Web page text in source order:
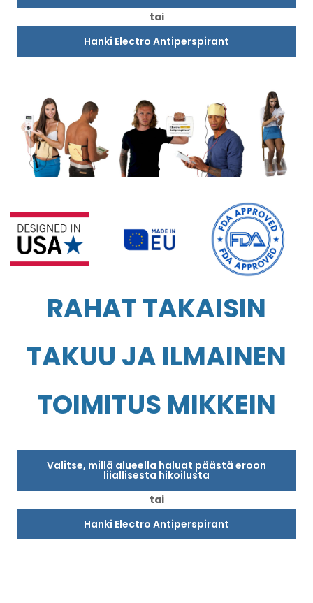
tai
Hanki Electro Antiperspirant
RAHAT TAKAISIN
TAKUU JA ILMAINEN
TOIMITUS MIKKEIN
Valitse, millä alueella haluat päästä eroon
liiallisesta hikoilusta
tai
Hanki Electro Antiperspirant